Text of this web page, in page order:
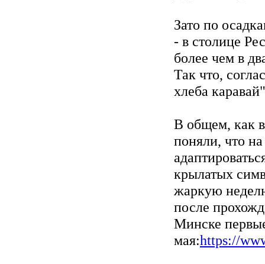
Зато по
- в столице
более чем в
Так что,
хлеба
В общем, как
поняли, что
крылатых
жаркую
после
Минске
мая:https://